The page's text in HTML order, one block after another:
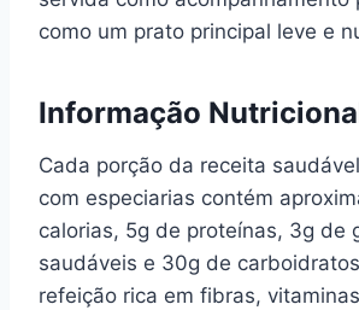
como um prato principal leve e
Informação
Cada porção da receita
com especiarias contém
calorias, 5g de proteínas, 3g de
saudáveis e 30g de
refeição rica em fibras,